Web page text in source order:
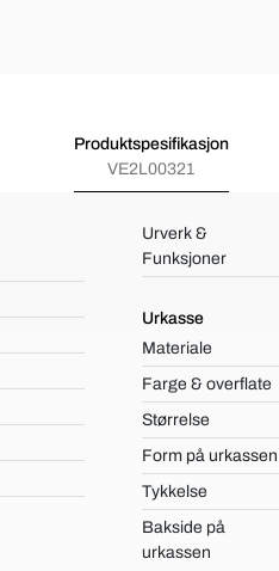
Produktspesifikasjon
VE2L00321
Urverk &
Funksjoner
Urkasse
Materiale
Farge & overflate
Størrelse
Form på urkassen
Tykkelse
Bakside på
urkassen